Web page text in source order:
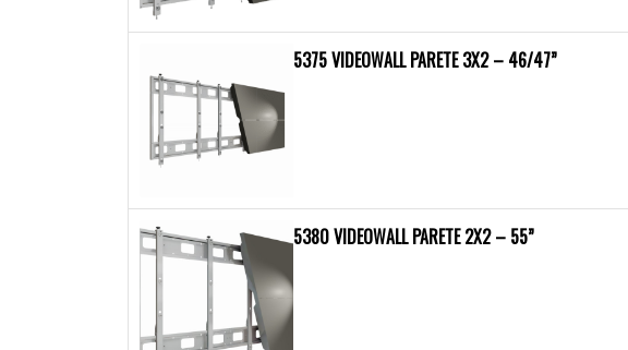
5375 VIDEOWALL PARETE 3X2 – 46/47”
5380 VIDEOWALL PARETE 2X2 – 55”